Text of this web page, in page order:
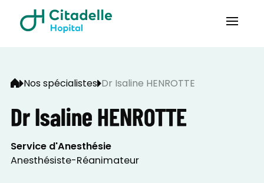
Nos spécialistes Dr Isaline HENROTTE
Dr Isaline HENROTTE
Service d'Anesthésie
Anesthésiste-Réanimateur